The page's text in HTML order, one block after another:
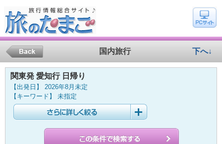
国内旅行 下へ↓
関東発 愛知行 日帰り
【出発日】 2026年8月未定
【キーワード】 未指定